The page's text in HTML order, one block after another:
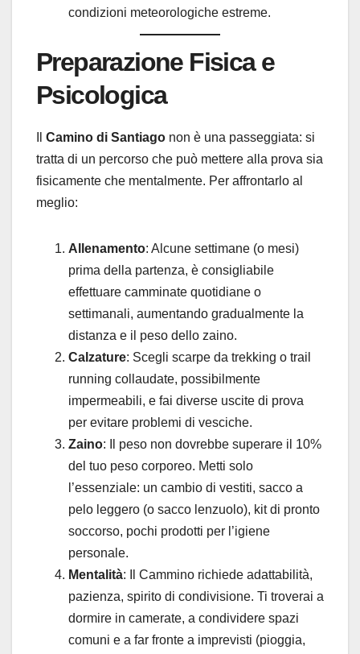
condizioni meteorologiche estreme.
Preparazione Fisica e
Psicologica
Camino di Santiago non è una passeggiata: si
tratta di un percorso che può mettere alla prova sia
fisicamente che mentalmente. Per affrontarlo al
meglio:
Allenamento: Alcune settimane (o mesi)
prima della partenza, è consigliabile
effettuare camminate quotidiane o
settimanali, aumentando gradualmente la
distanza e il peso dello zaino.
Calzature: Scegli scarpe da trekking o trail
running collaudate, possibilmente
impermeabili, e fai diverse uscite di prova
per evitare problemi di vesciche.
Zaino: Il peso non dovrebbe superare il 10%
del tuo peso corporeo. Metti solo
l’essenziale: un cambio di vestiti, sacco a
pelo leggero (o sacco lenzuolo), kit di pronto
soccorso, pochi prodotti per l’igiene
personale.
Mentalità: Il Cammino richiede adattabilità,
pazienza, spirito di condivisione. Ti troverai a
dormire in camerate, a condividere spazi
comuni e a far fronte a imprevisti (pioggia,